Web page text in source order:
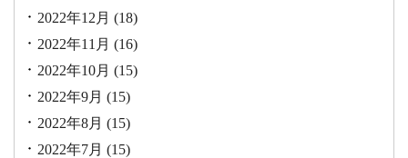
2022年12月 (18)
2022年11月 (16)
2022年10月 (15)
2022年9月 (15)
2022年8月 (15)
2022年7月 (15)